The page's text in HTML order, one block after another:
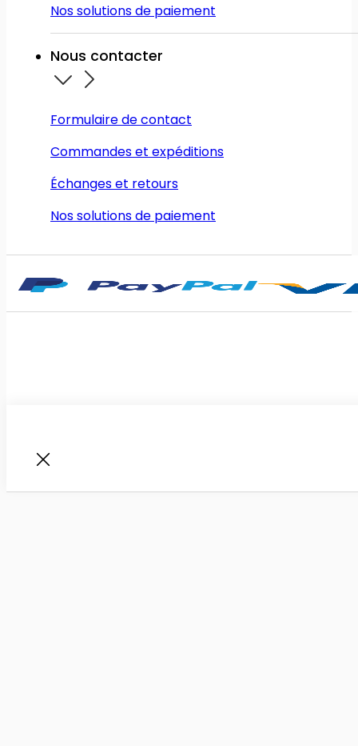
Nos solutions de paiement
Nous contacter
Formulaire de contact
Commandes et expéditions
Échanges et retours
Nos solutions de paiement